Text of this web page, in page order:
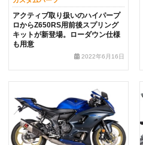
アクティブ取り扱いのハイパープ
ロからZ650RS用前後スプリング
キットが新登場。ローダウン仕様
も用意
2022年6月16日